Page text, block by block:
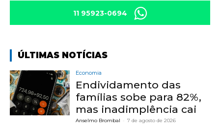
11 95923-0694
ÚLTIMAS NOTÍCIAS
Economia
Endividamento das
famílias sobe para 82%,
mas inadimplência cai
Anselmo Brombal - 7 de agosto de 2026